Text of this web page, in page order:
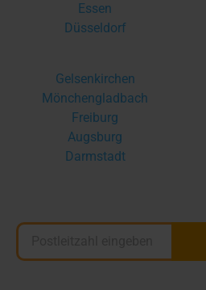
Essen
Düsseldorf
Gelsenkirchen
Mönchengladbach
Freiburg
Augsburg
Darmstadt